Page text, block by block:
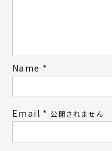
Name *
Email * 公開されません